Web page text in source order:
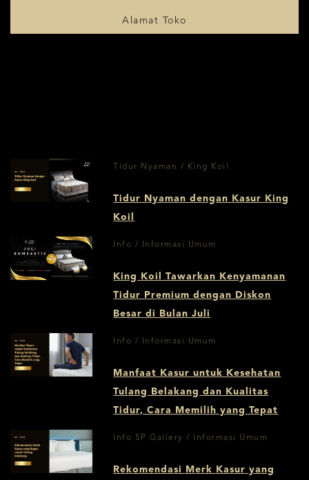
Alamat Toko
Tidur Nyaman / King Koil
Tidur Nyaman dengan Kasur King
Koil
Info / Informasi Umum
King Koil Tawarkan Kenyamanan
Tidur Premium dengan Diskon
Besar di Bulan Juli
Info / Informasi Umum
Manfaat Kasur untuk Kesehatan
Tulang Belakang dan Kualitas
Tidur, Cara Memilih yang Tepat
Info SP Gallery / Informasi Umum
Rekomendasi Merk Kasur yang